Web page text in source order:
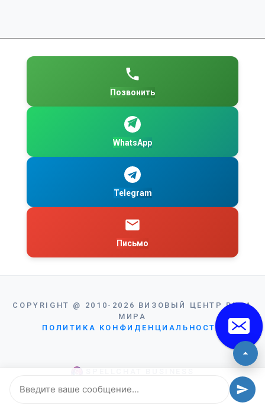
Позвонить
WhatsApp
Telegram
Письмо
COPYRIGHT @ 2010-2026 ВИЗОВЫЙ ЦЕНТР ВИЗА
МИРА
ПОЛИТИКА КОНФИДЕНЦИАЛЬНОСТИ